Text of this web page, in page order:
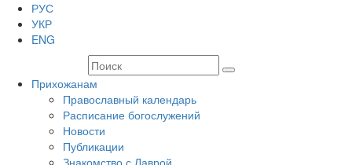
РУС
УКР
ENG
Прихожанам
Православный календарь
Расписание богослужений
Новости
Публикации
Знакомство с Лаврой